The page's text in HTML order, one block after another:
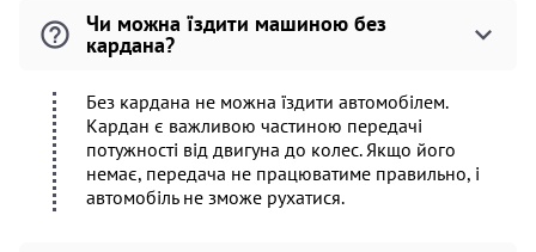
Чи можна їздити машиною без
кардана?
Без кардана не можна їздити автомобілем.
Кардан є важливою частиною передачі
потужності від двигуна до колес. Якщо його
немає, передача не працюватиме правильно, і
автомобіль не зможе рухатися.